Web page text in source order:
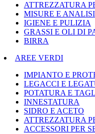
ATTREZZATURA
MISURE E ANALISI
IGIENE E PULIZIA
GRASSI E OLI DI
BIRRA
AREE VERDI
IMPIANTO E
LEGACCI E
POTATURA E
INNESTATURA
SIDRO E ACETO
ATTREZZATURA
ACCESSORI PER